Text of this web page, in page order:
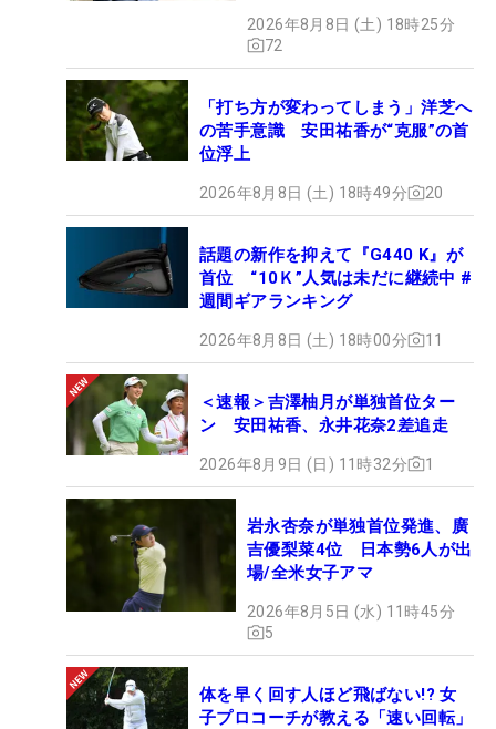
2026年8月8日 (土) 18時25分
72
「打ち方が変わってしまう」洋芝へ
の苦手意識 安田祐香が“克服”の首
位浮上
2026年8月8日 (土) 18時49分 20
話題の新作を抑えて『G440 K』が
首位 “10Ｋ”人気は未だに継続中 #
週間ギアランキング
2026年8月8日 (土) 18時00分 11
＜速報＞吉澤柚月が単独首位ター
ン 安田祐香、永井花奈2差追走
2026年8月9日 (日) 11時32分 1
岩永杏奈が単独首位発進、廣
吉優梨菜4位 日本勢6人が出
場/全米女子アマ
2026年8月5日 (水) 11時45分
5
体を早く回す人ほど飛ばない!? 女
子プロコーチが教える「速い回転」